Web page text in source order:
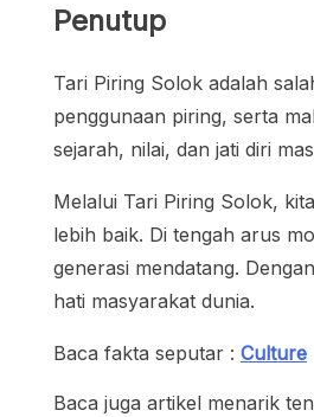
Penutup
Tari Piring Solok adalah
penggunaan piring, serta
sejarah, nilai, dan jati diri
Melalui Tari Piring Solok,
lebih baik. Di tengah arus
generasi mendatang.
hati masyarakat dunia.
Baca fakta seputar : Culture
Baca juga artikel menarik